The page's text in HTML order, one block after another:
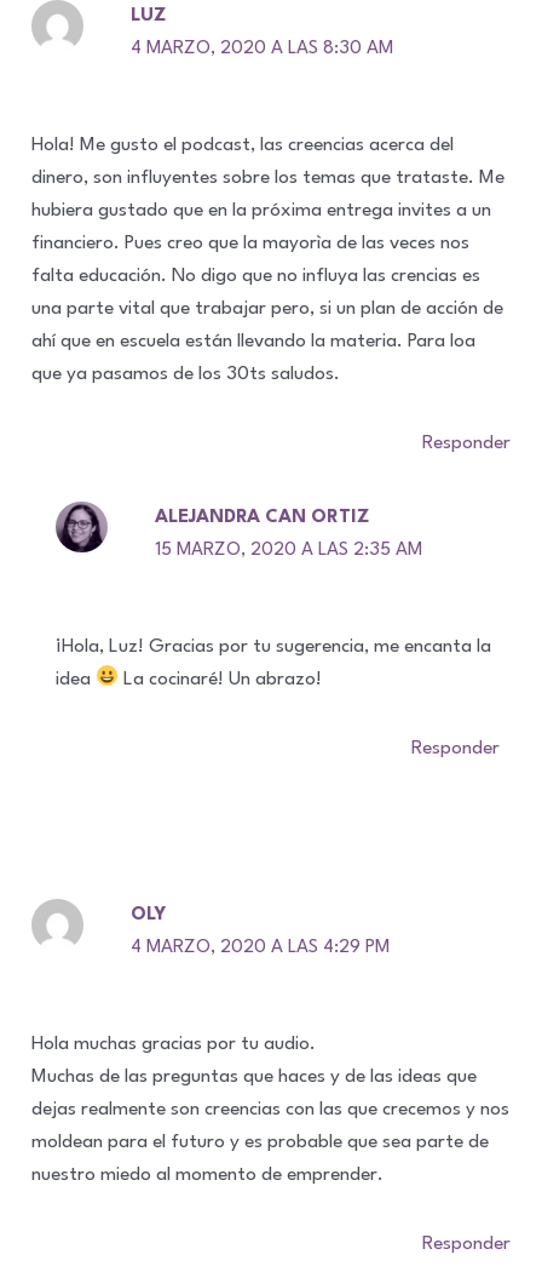
LUZ
4 MARZO, 2020 A LAS 8:30 AM
Hola! Me gusto el podcast, las creencias acerca del
dinero, son influyentes sobre los temas que trataste. Me
hubiera gustado que en la próxima entrega invites a un
financiero. Pues creo que la mayorìa de las veces nos
falta educación. No digo que no influya las crencias es
una parte vital que trabajar pero, si un plan de acción de
ahí que en escuela están llevando la materia. Para loa
que ya pasamos de los 30ts saludos.
Responder
ALEJANDRA CAN ORTIZ
15 MARZO, 2020 A LAS 2:35 AM
¡Hola, Luz! Gracias por tu sugerencia, me encanta la
idea
La cocinaré! Un abrazo!
Responder
OLY
4 MARZO, 2020 A LAS 4:29 PM
Hola muchas gracias por tu audio.
Muchas de las preguntas que haces y de las ideas que
dejas realmente son creencias con las que crecemos y nos
moldean para el futuro y es probable que sea parte de
nuestro miedo al momento de emprender.
Responder